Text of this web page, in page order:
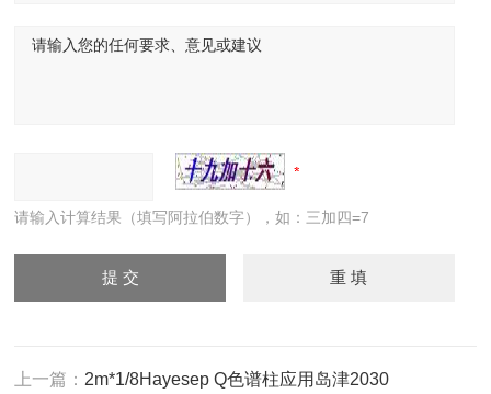
请输入计算结果（填写阿拉伯数字），如：三加四=7
上一篇： 2m*1/8Hayesep Q色谱柱应用岛津2030